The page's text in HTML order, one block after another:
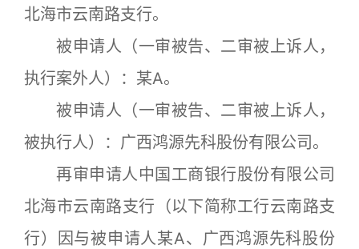
北海市云南路支行。
被申请人（一审被告、二审被上诉人，
执行案外人）：某A。
被申请人（一审被告、二审被上诉人，
被执行人）：广西鸿源先科股份有限公司。
再审申请人中国工商银行股份有限公司
北海市云南路支行（以下简称工行云南路支
行）因与被申请人某A、广西鸿源先科股份